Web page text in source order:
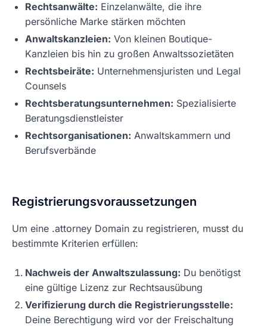
Rechtsanwälte: Einzelanwälte, die ihre
persönliche Marke stärken möchten
Anwaltskanzleien: Von kleinen Boutique-
Kanzleien bis hin zu großen Anwaltssozietäten
Rechtsbeiräte: Unternehmensjuristen und Legal
Counsels
Rechtsberatungsunternehmen: Spezialisierte
Beratungsdienstleister
Rechtsorganisationen: Anwaltskammern und
Berufsverbände
Registrierungsvoraussetzungen
Um eine .attorney Domain zu registrieren, musst du
bestimmte Kriterien erfüllen:
Nachweis der Anwaltszulassung: Du benötigst
eine gültige Lizenz zur Rechtsausübung
Verifizierung durch die Registrierungsstelle:
Deine Berechtigung wird vor der Freischaltung